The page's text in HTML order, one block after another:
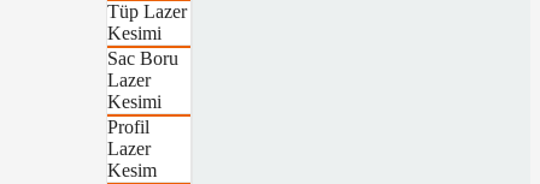
Tüp Lazer
Kesimi
Sac Boru
Lazer
Kesimi
Profil
Lazer
Kesim